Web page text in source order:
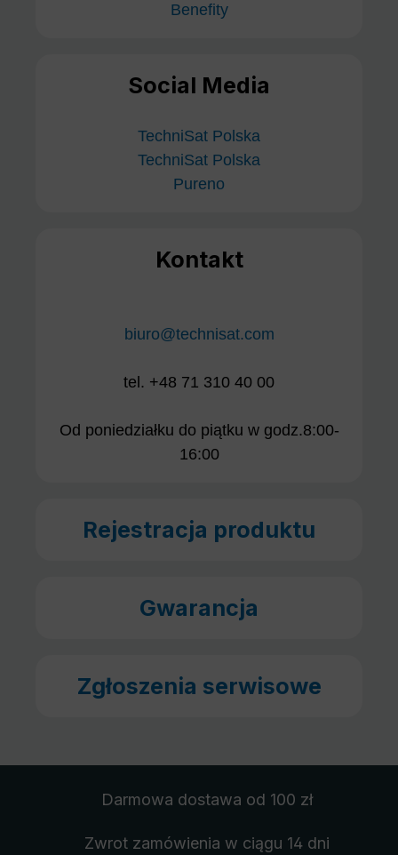
Benefity
Social Media
TechniSat Polska
TechniSat Polska
Pureno
Kontakt
biuro@technisat.com
tel. +48 71 310 40 00
Od poniedziałku do piątku w godz.8:00-
16:00
Rejestracja produktu
Gwarancja
Zgłoszenia serwisowe
Darmowa dostawa od 100 zł
Zwrot zamówienia w ciągu 14 dni